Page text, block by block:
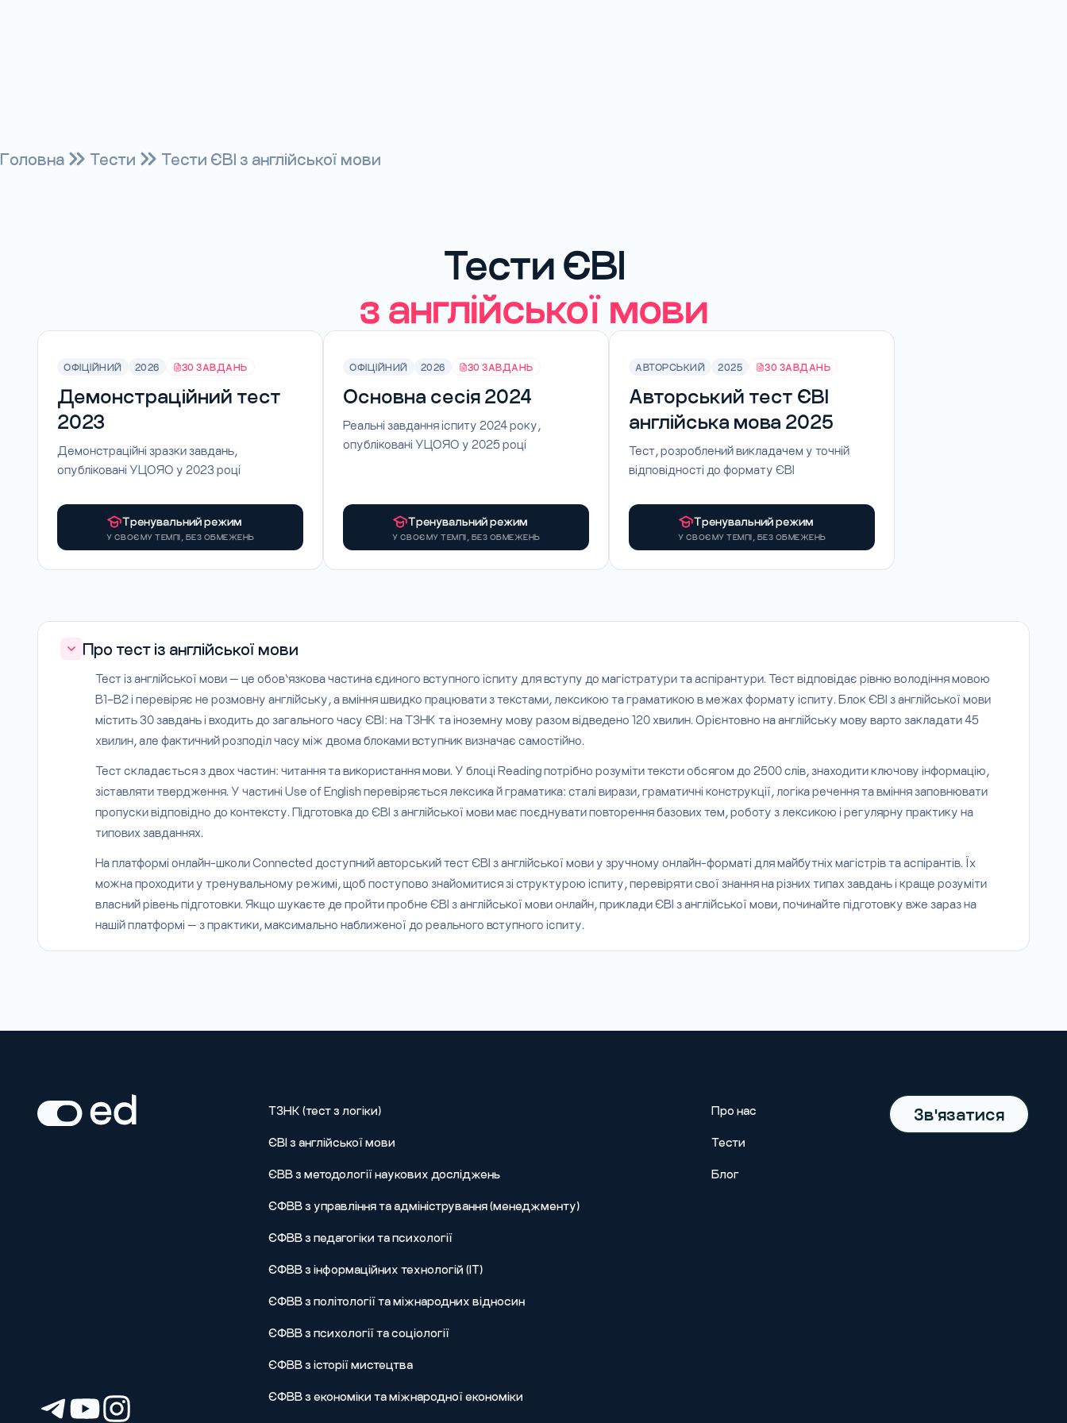
Головна Тести Тести ЄВІ з англійської мови
Тести ЄВІ
з англійської мови
ОФІЦІЙНИЙ 2026 30 ЗАВДАНЬ
Демонстраційний тест
2023
Демонстраційні зразки завдань,
опубліковані УЦОЯО у 2023 році
Тренувальний режим
У СВОЄМУ ТЕМПІ, БЕЗ ОБМЕЖЕНЬ
ОФІЦІЙНИЙ 2026 30 ЗАВДАНЬ
Основна сесія 2024
Реальні завдання іспиту 2024 року,
опубліковані УЦОЯО у 2025 році
Тренувальний режим
У СВОЄМУ ТЕМПІ, БЕЗ ОБМЕЖЕНЬ
АВТОРСЬКИЙ 2025 30 ЗАВДАНЬ
Авторський тест ЄВІ
англійська мова 2025
Тест, розроблений викладачем у точній
відповідності до формату ЄВІ
Тренувальний режим
У СВОЄМУ ТЕМПІ, БЕЗ ОБМЕЖЕНЬ
Про тест із англійської мови
Тест із англійської мови — це обов’язкова частина єдиного вступного іспиту для вступу до магістратури та аспірантури. Тест відповідає рівню володіння мовою
B1–B2 і перевіряє не розмовну англійську, а вміння швидко працювати з текстами, лексикою та граматикою в межах формату іспиту. Блок ЄВІ з англійської мови
містить 30 завдань і входить до загального часу ЄВІ: на ТЗНК та іноземну мову разом відведено 120 хвилин. Орієнтовно на англійську мову варто закладати 45
хвилин, але фактичний розподіл часу між двома блоками вступник визначає самостійно.
Тест складається з двох частин: читання та використання мови. У блоці Reading потрібно розуміти тексти обсягом до 2500 слів, знаходити ключову інформацію,
зіставляти твердження. У частині Use of English перевіряється лексика й граматика: сталі вирази, граматичні конструкції, логіка речення та вміння заповнювати
пропуски відповідно до контексту. Підготовка до ЄВІ з англійської мови має поєднувати повторення базових тем, роботу з лексикою і регулярну практику на
типових завданнях.
На платформі онлайн-школи Connected доступний авторський тест ЄВІ з англійської мови у зручному онлайн-форматі для майбутніх магістрів та аспірантів. Їх
можна проходити у тренувальному режимі, щоб поступово знайомитися зі структурою іспиту, перевіряти свої знання на різних типах завдань і краще розуміти
власний рівень підготовки. Якщо шукаєте де пройти пробне ЄВІ з англійської мови онлайн, приклади ЄВІ з англійської мови, починайте підготовку вже зараз на
нашій платформі — з практики, максимально наближеної до реального вступного іспиту.
ТЗНК (тест з логіки)
ЄВІ з англійської мови
ЄВВ з методології наукових досліджень
ЄФВВ з управління та адміністрування (менеджменту)
ЄФВВ з педагогіки та психології
ЄФВВ з інформаційних технологій (IT)
ЄФВВ з політології та міжнародних відносин
ЄФВВ з психології та соціології
ЄФВВ з історії мистецтва
ЄФВВ з економіки та міжнародної економіки
Про нас
Тести
Блог
Зв'язатися